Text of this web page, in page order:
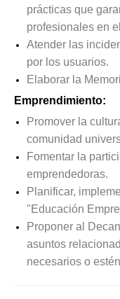
prácticas que
profesionales en
Atender las
por los usuarios.
Elaborar la
Emprendimiento:
Promover la
comunidad
Fomentar la
emprendedoras.
Planificar,
"Educación
Proponer al
asuntos
necesarios o